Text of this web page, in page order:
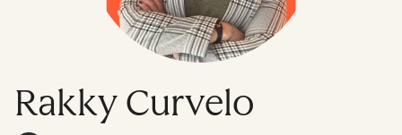
Rakky Curvelo